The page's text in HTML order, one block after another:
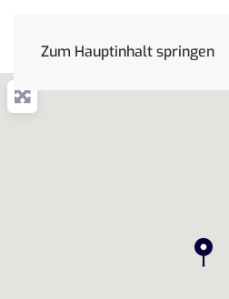
Zum Hauptinhalt springen